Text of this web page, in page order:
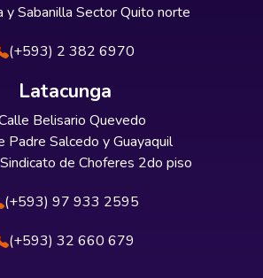
y Sabanilla Sector Quito norte
(+593) 2 382 6970
Latacunga
Belisario Quevedo
Padre Salcedo y Guayaquil
de Choferes 2do piso
(+593) 97 933 2595
(+593) 32 660 679